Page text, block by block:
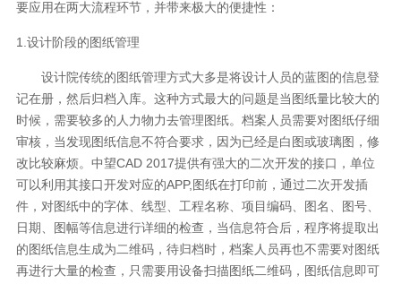
要应用在两大流程环节，并带来极大的便捷性：
1.设计阶段的图纸管理
设计院传统的图纸管理方式大多是将设计人员的蓝图的信息登
记在册，然后归档入库。这种方式最大的问题是当图纸量比较大的
时候，需要较多的人力物力去管理图纸。档案人员需要对图纸仔细
审核，当发现图纸信息不符合要求，因为已经是白图或玻璃图，修
改比较麻烦。中望CAD 2017提供有强大的二次开发的接口，单位
可以利用其接口开发对应的APP,图纸在打印前，通过二次开发插
件，对图纸中的字体、线型、工程名称、项目编码、图名、图号、
日期、图幅等信息进行详细的检查，当信息符合后，程序将提取出
的图纸信息生成为二维码，待归档时，档案人员再也不需要对图纸
再进行大量的检查，只需要用设备扫描图纸二维码，图纸信息即可